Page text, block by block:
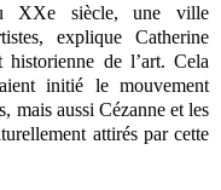
XXe siècle, une ville
explique Catherine
de l’art. Cela
initié le mouvement
mais aussi Cézanne et les
attirés par cette